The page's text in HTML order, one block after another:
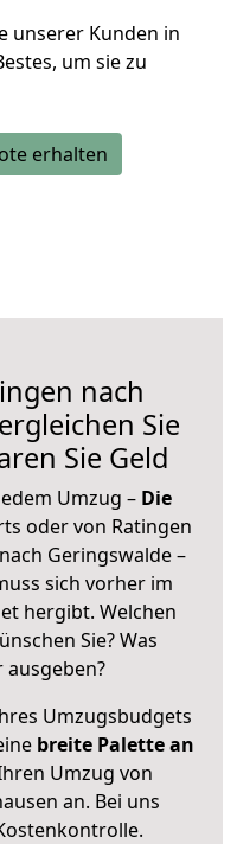
unserer Kunden in
um sie zu
erhalten
nach
Sie
Sie Geld
Umzug – Die
oder von Ratingen
Geringswalde –
sich vorher im
hergibt. Welchen
Sie? Was
ausgeben?
Umzugsbudgets
breite Palette an
Umzug von
an. Bei uns